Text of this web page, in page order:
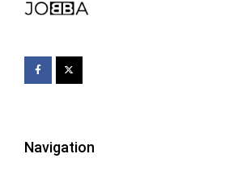
Navigation